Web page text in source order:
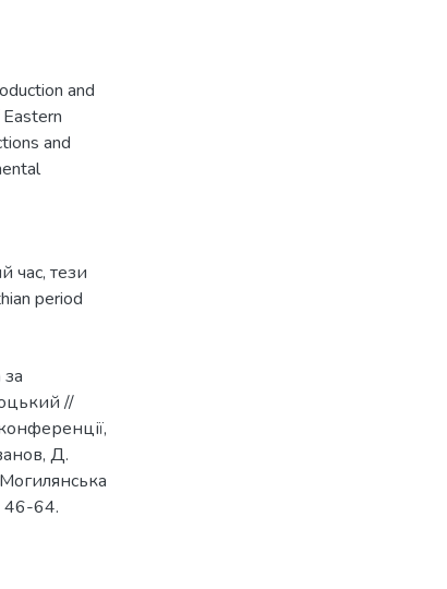
and
and
час, тези
period
//
Д.
46-64.